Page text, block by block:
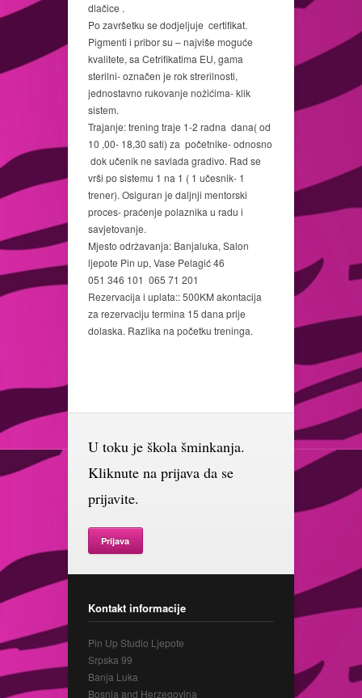
dlačice .
Po završetku se dodjeljuje certifikat.
Pigmenti i pribor su – najviše moguće
kvalitete, sa Cetrifikatima EU, gama
sterilni- označen je rok strerilnosti,
jednostavno rukovanje nožićima- klik
sistem.
Trajanje: trening traje 1-2 radna dana( od
10 ,00- 18,30 sati) za početnike- odnosno
dok učenik ne savlada gradivo. Rad se
vrši po sistemu 1 na 1 ( 1 učesnik- 1
trener). Osiguran je daljnji mentorski
proces- praćenje polaznika u radu i
savjetovanje.
Mjesto održavanja: Banjaluka, Salon
ljepote Pin up, Vase Pelagić 46
051 346 101 065 71 201
Rezervacija i uplata:: 500KM akontacija
za rezervaciju termina 15 dana prije
dolaska. Razlika na početku treninga.
U toku je škola šminkanja.
Kliknute na prijava da se
prijavite.
Prijava
Kontakt informacije
Pin Up Studio Ljepote
Srpska 99
Banja Luka
Bosnia and Herzegovina